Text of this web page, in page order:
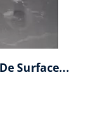
Surface...